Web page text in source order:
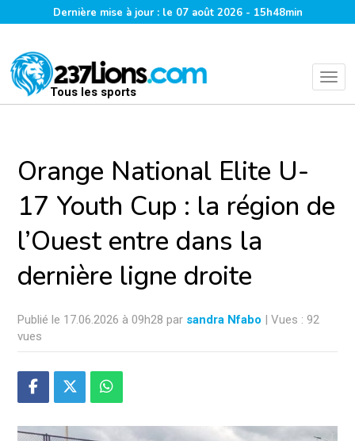
Dernière mise à jour : le 07 août 2026 - 15h48min
Tous les sports
Orange National Elite U-
17 Youth Cup : la région de
l’Ouest entre dans la
dernière ligne droite
Publié le 17.06.2026 à 09h28 par sandra Nfabo | Vues : 92
vues